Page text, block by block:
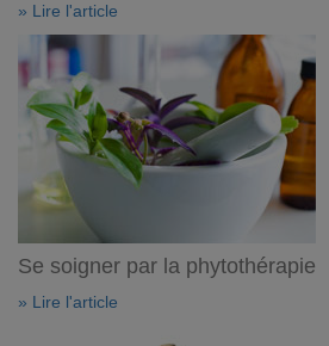
» Lire l'article
Se soigner par la phytothérapie
» Lire l'article